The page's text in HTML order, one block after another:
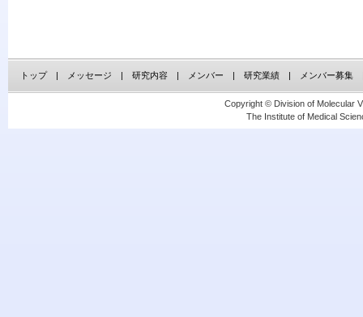
トップ| メッセージ | 研究内容 | メンバー | 研究業績 | メンバー募集
Copyright © Division of Molecular
The Institute of Medical